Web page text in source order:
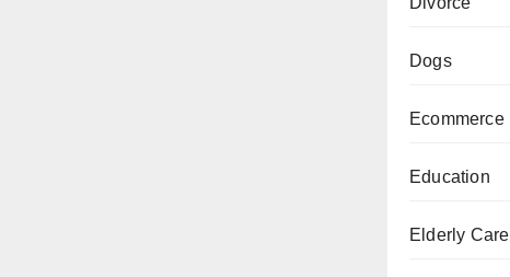
Dogs
Ecommerce
Education
Elderly Care